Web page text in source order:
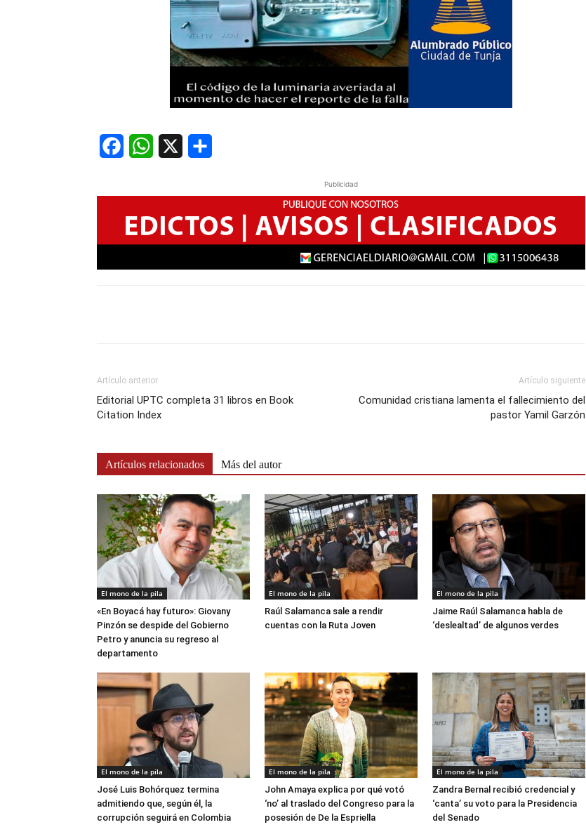
FacebookWhatsApp
Publicidad
Artículo anterior
Editorial UPTC completa 31 libros en Book
Citation Index
Artículo siguiente
Comunidad cristiana lamenta el fallecimiento del
pastor Yamil Garzón
Artículos relacionados Más del autor
El mono de la pila
«En Boyacá hay futuro»: Giovany
Pinzón se despide del Gobierno
Petro y anuncia su regreso al
departamento
El mono de la pila
Raúl Salamanca sale a rendir
cuentas con la Ruta Joven
El mono de la pila
Jaime Raúl Salamanca habla de
‘deslealtad’ de algunos verdes
El mono de la pila
José Luis Bohórquez termina
admitiendo que, según él, la
corrupción seguirá en Colombia
El mono de la pila
John Amaya explica por qué votó
‘no’ al traslado del Congreso para la
posesión de De la Espriella
El mono de la pila
Zandra Bernal recibió credencial y
‘canta’ su voto para la Presidencia
del Senado